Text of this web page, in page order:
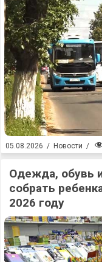
05.08.2026 / Новости /
Одежда, обувь
собрать
2026 году